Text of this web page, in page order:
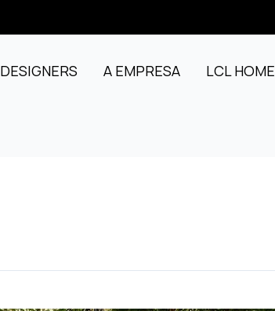
DESIGNERS A EMPRESA LCL HOME